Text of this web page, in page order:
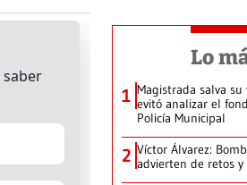
Lo
1 Magistrada salva
evitó analizar el
Policía Municipal
2 Víctor Álvarez:
advierten de retos y